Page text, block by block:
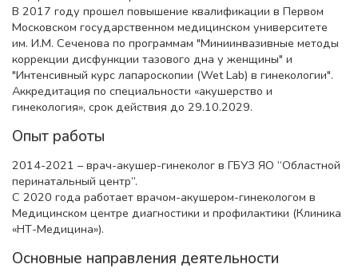
В 2017 году прошел повышение квалификации в Первом
Московском государственном медицинском университете
им. И.М. Сеченова по программам "Миниинвазивные методы
коррекции дисфункции тазового дна у женщины" и
"Интенсивный курс лапароскопии (Wet Lab) в гинекологии".
Аккредитация по специальности «акушерство и
гинекология», срок действия до 29.10.2029.
Опыт работы
2014-2021 – врач-акушер-гинеколог в ГБУЗ ЯО “Областной
перинатальный центр”.
С 2020 года работает врачом-акушером-гинекологом в
Медицинском центре диагностики и профилактики (Клиника
«НТ-Медицина»).
Основные направления деятельности